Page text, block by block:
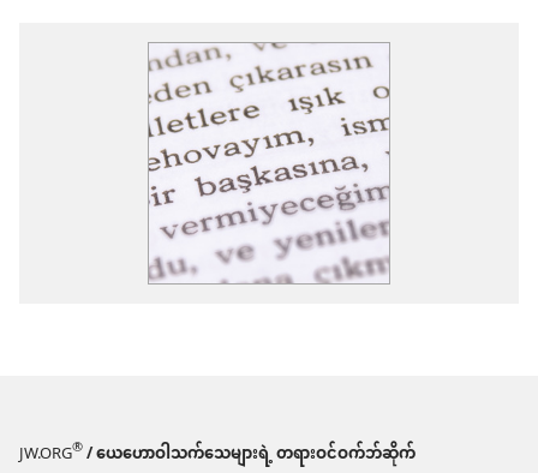
JW.ORG®/ ယေဟောဝါသက်သေများရဲ့ တရားဝင်ဝက်ဘ်ဆိုက်